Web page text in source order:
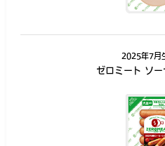
2025年7月
ゼロミート ソ